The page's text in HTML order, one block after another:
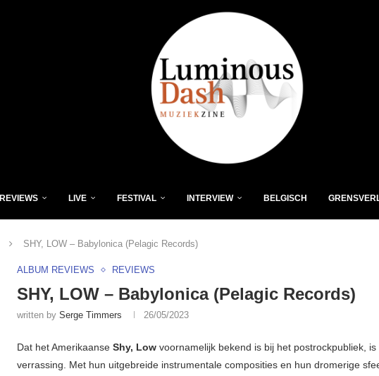
REVIEWS LIVE FESTIVAL INTERVIEW BELGISCH
SHY, LOW – Babylonica (Pelagic Records)
ALBUM REVIEWS REVIEWS
SHY, LOW – Babylonica (Pelagic Records)
written by Serge Timmers 26/05/2023
Dat het Amerikaanse Shy, Low voornamelijk bekend is bij het postrockpubliek,
verrassing. Met hun uitgebreide instrumentale composities en hun dromerige